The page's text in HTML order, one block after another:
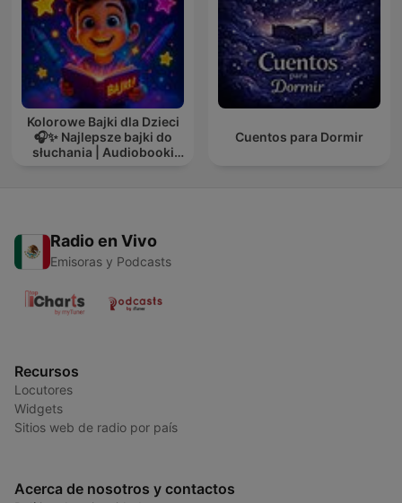
Kolorowe Bajki dla Dzieci
🎧✨ Najlepsze bajki do
słuchania | Audiobooki
Cuentos para Dormir
Radio en Vivo
Emisoras y Podcasts
Recursos
Locutores
Widgets
Sitios web de radio por país
Acerca de nosotros y contactos